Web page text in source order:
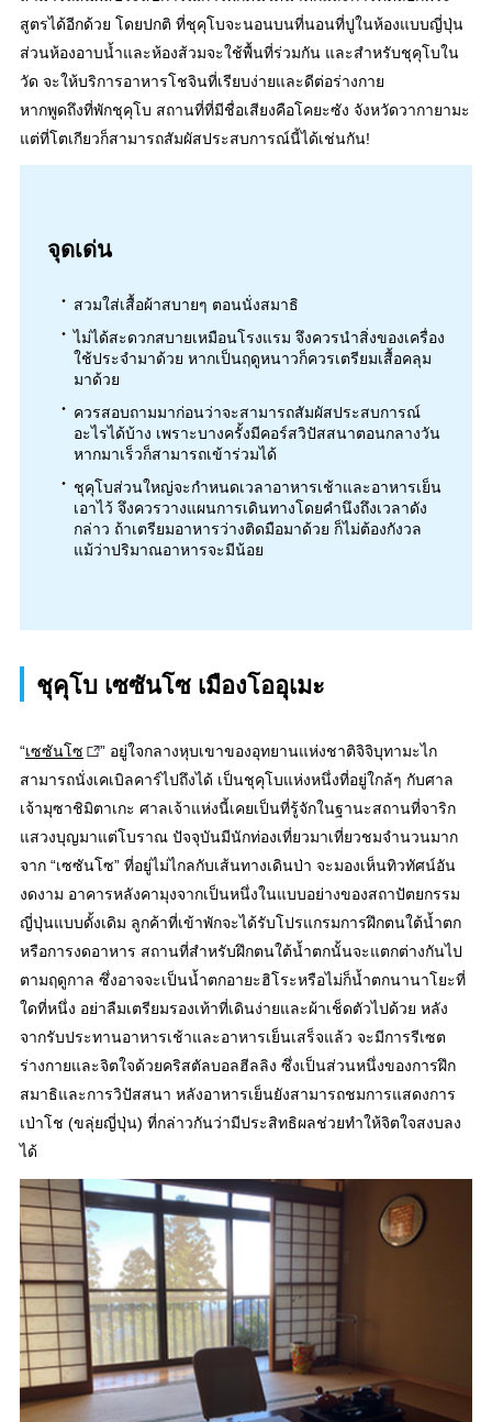
สูตรได้อีกด้วย โดยปกติ ที่ชุคุโบจะนอนบนที่นอนที่ปูในห้องแบบญี่ปุ่น
ส่วนห้องอาบน้ำและห้องส้วมจะใช้พื้นที่ร่วมกัน และสำหรับชุคุโบใน
วัด จะให้บริการอาหารโชจินที่เรียบง่ายและดีต่อร่างกาย
หากพูดถึงที่พักชุคุโบ สถานที่ที่มีชื่อเสียงคือโคยะซัง จังหวัดวากายามะ
แต่ที่โตเกียวก็สามารถสัมผัสประสบการณ์นี้ได้เช่นกัน!
จุดเด่น
สวมใส่เสื้อผ้าสบายๆ ตอนนั่งสมาธิ
ไม่ได้สะดวกสบายเหมือนโรงแรม จึงควรนำสิ่งของเครื่อง
ใช้ประจำมาด้วย หากเป็นฤดูหนาวก็ควรเตรียมเสื้อคลุม
มาด้วย
ควรสอบถามมาก่อนว่าจะสามารถสัมผัสประสบการณ์
อะไรได้บ้าง เพราะบางครั้งมีคอร์สวิปัสสนาตอนกลางวัน
หากมาเร็วก็สามารถเข้าร่วมได้
ชุคุโบส่วนใหญ่จะกำหนดเวลาอาหารเช้าและอาหารเย็น
เอาไว้ จึงควรวางแผนการเดินทางโดยคำนึงถึงเวลาดัง
กล่าว ถ้าเตรียมอาหารว่างติดมือมาด้วย ก็ไม่ต้องกังวล
แม้ว่าปริมาณอาหารจะมีน้อย
ชุคุโบ เซซันโซ เมืองโออุเมะ
“เซซันโซ
” อยู่ใจกลางหุบเขาของอุทยานแห่งชาติจิจิบุทามะไก
สามารถนั่งเคเบิลคาร์ไปถึงได้ เป็นชุคุโบแห่งหนึ่งที่อยู่ใกล้ๆ กับศาล
เจ้ามุซาชิมิตาเกะ ศาลเจ้าแห่งนี้เคยเป็นที่รู้จักในฐานะสถานที่จาริก
แสวงบุญมาแต่โบราณ ปัจจุบันมีนักท่องเที่ยวมาเที่ยวชมจำนวนมาก
จาก “เซซันโซ” ที่อยู่ไม่ไกลกับเส้นทางเดินป่า จะมองเห็นทิวทัศน์อัน
งดงาม อาคารหลังคามุงจากเป็นหนึ่งในแบบอย่างของสถาปัตยกรรม
ญี่ปุ่นแบบดั้งเดิม ลูกค้าที่เข้าพักจะได้รับโปรแกรมการฝึกตนใต้น้ำตก
หรือการงดอาหาร สถานที่สำหรับฝึกตนใต้น้ำตกนั้นจะแตกต่างกันไป
ตามฤดูกาล ซึ่งอาจจะเป็นน้ำตกอายะฮิโระหรือไม่ก็น้ำตกนานาโยะที่
ใดที่หนึ่ง อย่าลืมเตรียมรองเท้าที่เดินง่ายและผ้าเช็ดตัวไปด้วย หลัง
จากรับประทานอาหารเช้าและอาหารเย็นเสร็จแล้ว จะมีการรีเซต
ร่างกายและจิตใจด้วยคริสตัลบอลฮีลลิง ซึ่งเป็นส่วนหนึ่งของการฝึก
สมาธิและการวิปัสสนา หลังอาหารเย็นยังสามารถชมการแสดงการ
เป่าโช (ขลุ่ยญี่ปุ่น) ที่กล่าวกันว่ามีประสิทธิผลช่วยทำให้จิตใจสงบลง
ได้